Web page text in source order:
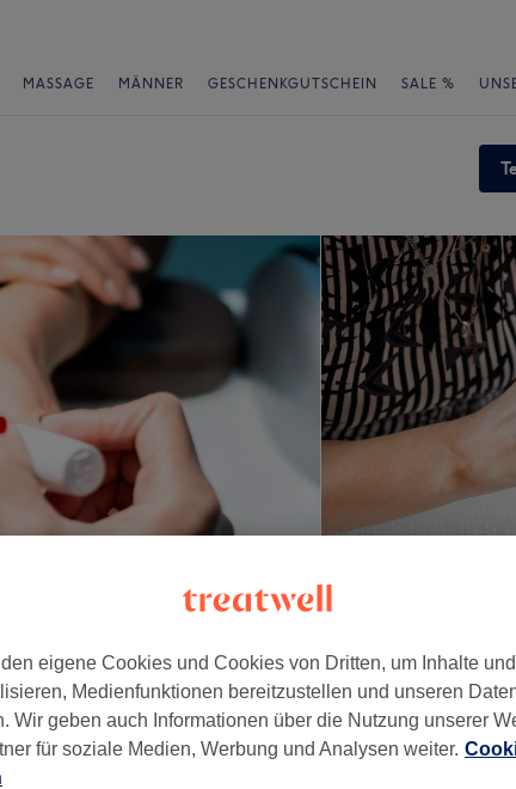
MASSAGE MÄNNER GESCHENKGUTSCHEIN SALE %
, 80802
eigene Cookies und Cookies von Dritten, um Inhalte
Medienfunktionen bereitzustellen und unseren
Wir geben auch Informationen über die Nutzung unserer
für soziale Medien, Werbung und Analysen weiter.